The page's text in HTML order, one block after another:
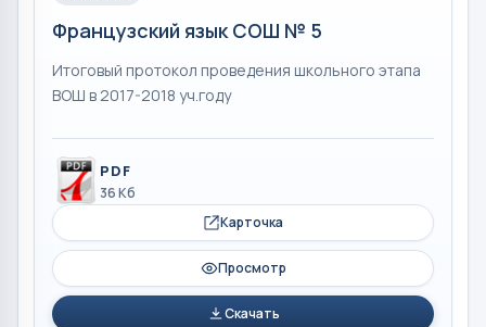
Французский язык СОШ № 5
Итоговый протокол проведения школьного этапа
ВОШ в 2017-2018 уч.году
PDF
36 Кб
Карточка
Просмотр
Скачать